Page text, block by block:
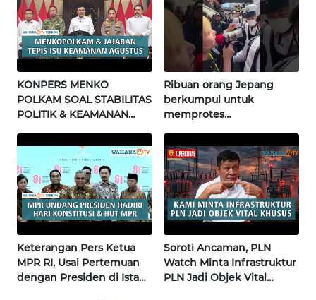
KONPERS MENKO
POLKAM SOAL STABILITAS
POLITIK & KEAMANAN
Terkini
Ribuan orang Jepang
berkumpul untuk
memprotes
pertama di Fujisawa
Keterangan Pers Ketua
MPR RI, Usai Pertemuan
dengan Presiden di Istana
Soroti Ancaman, PLN
Watch Minta Infrastruktur
PLN Jadi Objek Vital
WN
NUSANTARA
WN
JOGJA
WN
JATIM
WN
BALI
KALBAR